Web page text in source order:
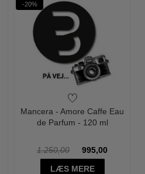
-20%
Mancera - Amore Caffe Eau
de Parfum - 120 ml
1.250,00
995,00
LÆS MERE